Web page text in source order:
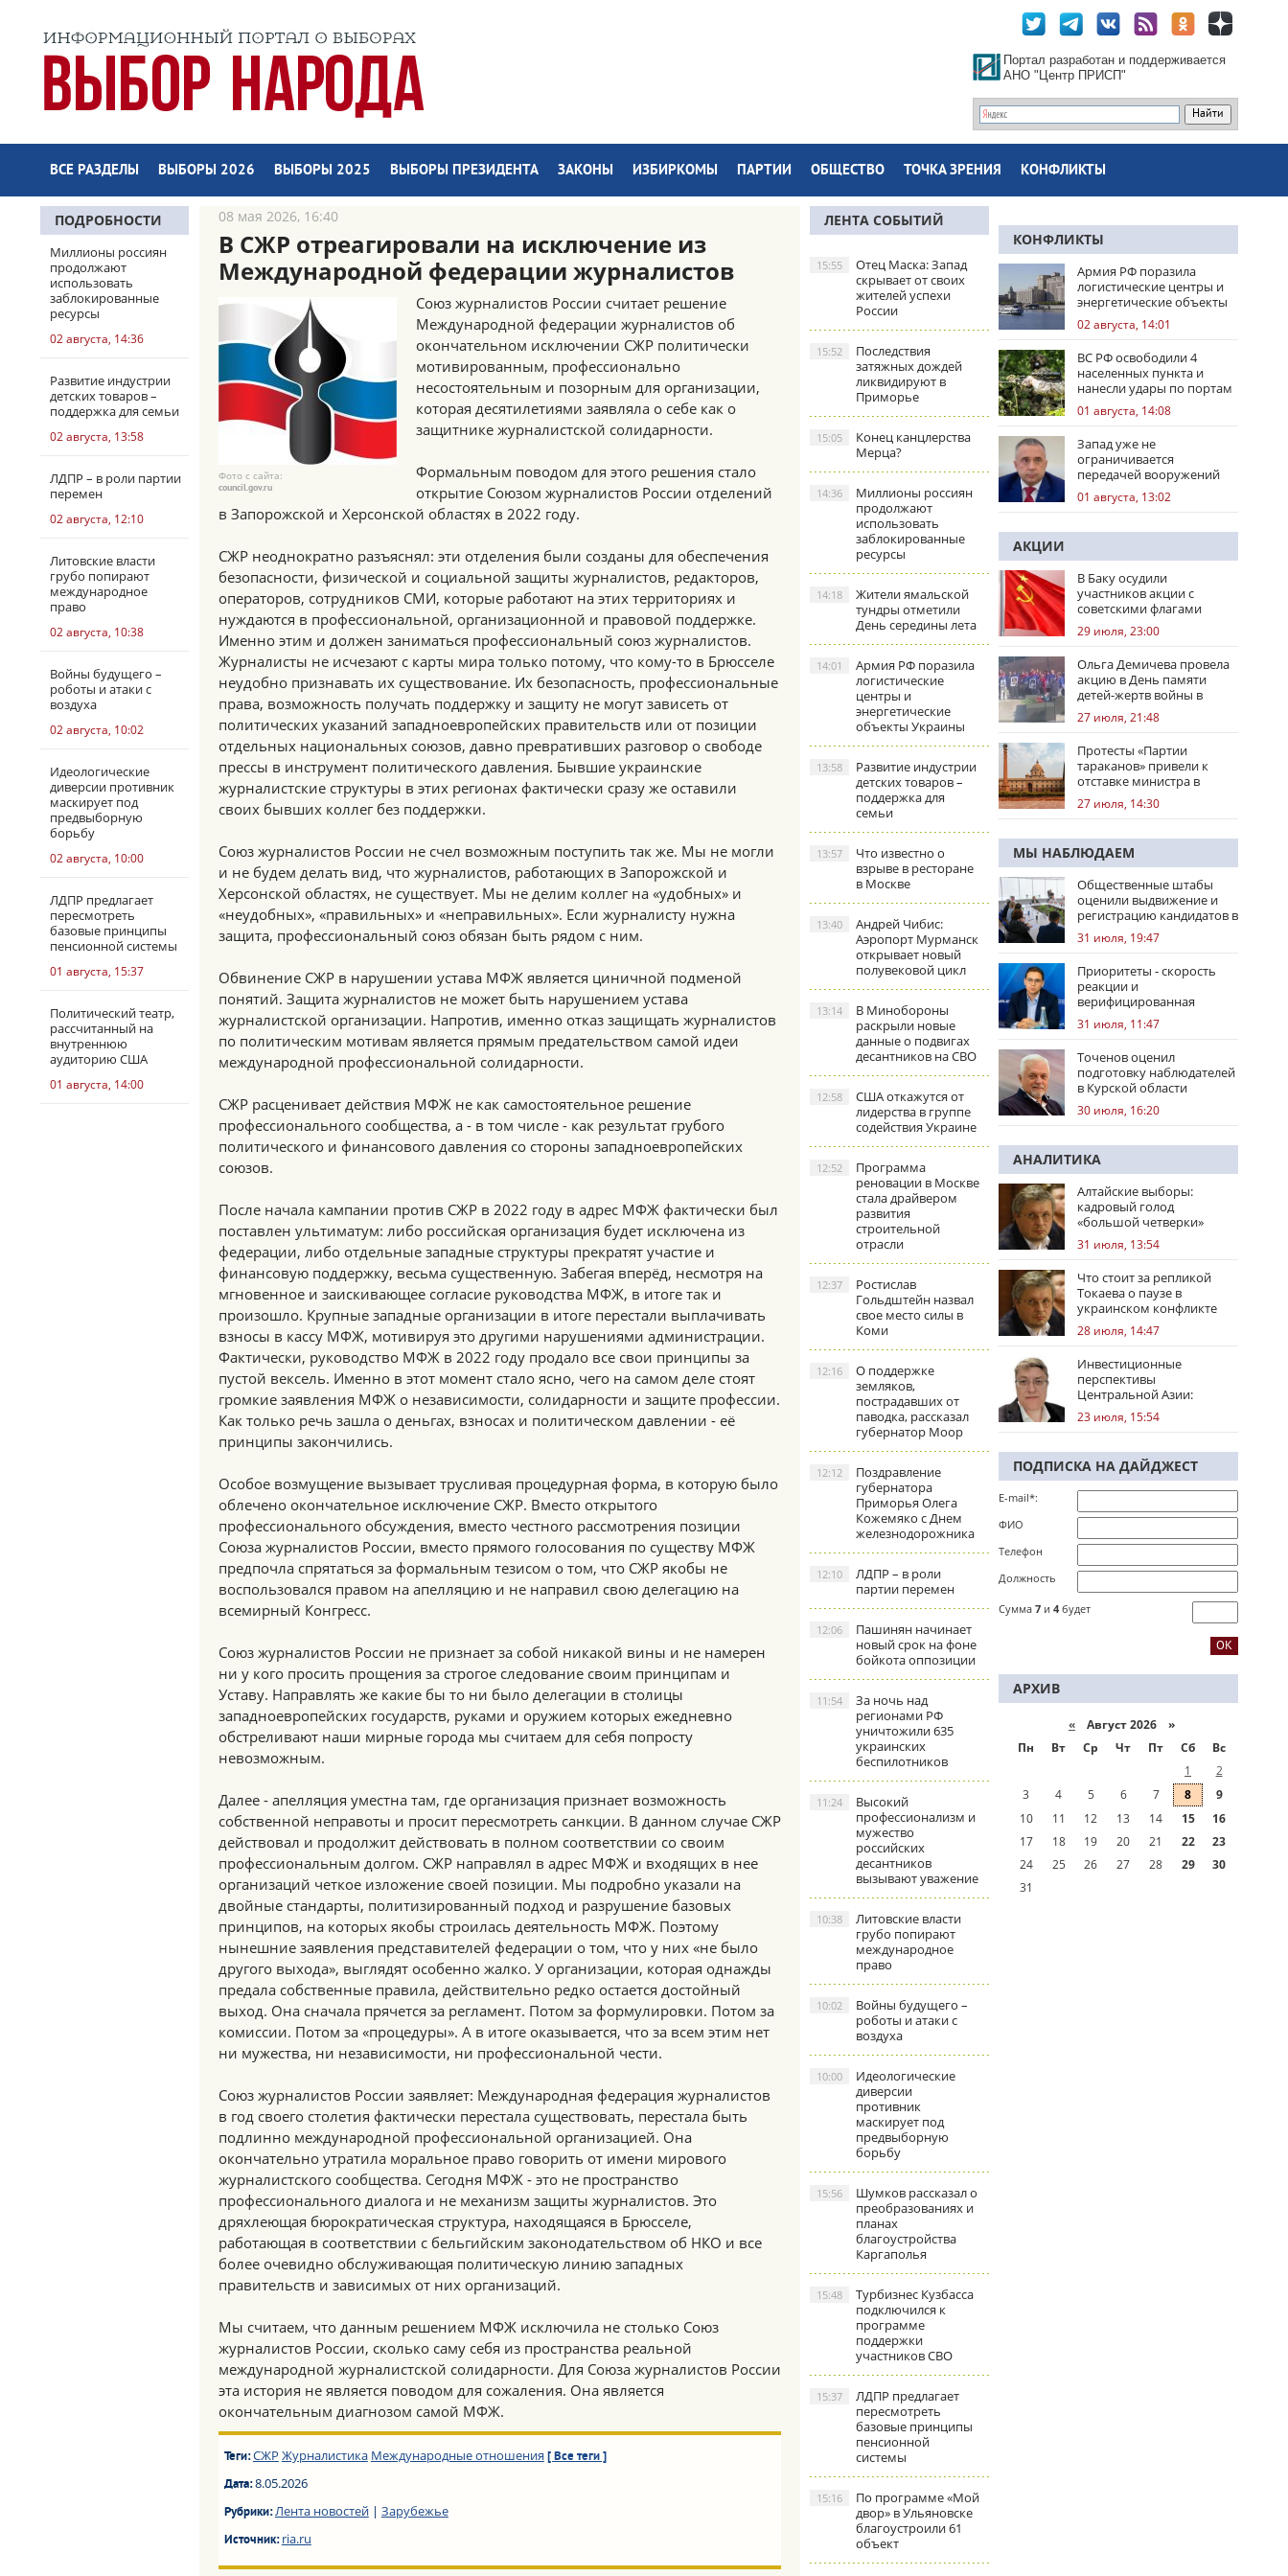
Портал разработан и поддерживается
АНО "Центр ПРИСП"
ВСЕ РАЗДЕЛЫ ВЫБОРЫ 2026 ВЫБОРЫ 2025 ВЫБОРЫ ПРЕЗИДЕНТА ЗАКОНЫ ИЗБИРКОМЫ ПАРТИИ ОБЩЕСТВО ТОЧКА ЗРЕНИЯ КОНФЛИКТЫ
ПОДРОБНОСТИ
Миллионы россиян
продолжают
использовать
заблокированные
ресурсы
02 августа, 14:36
Развитие индустрии
детских товаров –
поддержка для семьи
02 августа, 13:58
ЛДПР – в роли партии
перемен
02 августа, 12:10
Литовские власти
грубо попирают
международное
право
02 августа, 10:38
Войны будущего –
роботы и атаки с
воздуха
02 августа, 10:02
Идеологические
диверсии противник
маскирует под
предвыборную
борьбу
02 августа, 10:00
ЛДПР предлагает
пересмотреть
базовые принципы
пенсионной системы
01 августа, 15:37
Политический театр,
рассчитанный на
внутреннюю
аудиторию США
01 августа, 14:00
08 мая 2026, 16:40
В СЖР отреагировали на исключение из
Международной федерации журналистов
Фото с сайта:
council.gov.ru
Союз журналистов России считает решение
Международной федерации журналистов об
окончательном исключении СЖР политически
мотивированным, профессионально
несостоятельным и позорным для организации,
которая десятилетиями заявляла о себе как о
защитнике журналистской солидарности.
Формальным поводом для этого решения стало
открытие Союзом журналистов России отделений
в Запорожской и Херсонской областях в 2022 году.
СЖР неоднократно разъяснял: эти отделения были созданы для обеспечения
безопасности, физической и социальной защиты журналистов, редакторов,
операторов, сотрудников СМИ, которые работают на этих территориях и
нуждаются в профессиональной, организационной и правовой поддержке.
Именно этим и должен заниматься профессиональный союз журналистов.
Журналисты не исчезают с карты мира только потому, что кому-то в Брюсселе
неудобно признавать их существование. Их безопасность, профессиональные
права, возможность получать поддержку и защиту не могут зависеть от
политических указаний западноевропейских правительств или от позиции
отдельных национальных союзов, давно превративших разговор о свободе
прессы в инструмент политического давления. Бывшие украинские
журналистские структуры в этих регионах фактически сразу же оставили
своих бывших коллег без поддержки.
Союз журналистов России не счел возможным поступить так же. Мы не могли
и не будем делать вид, что журналистов, работающих в Запорожской и
Херсонской областях, не существует. Мы не делим коллег на «удобных» и
«неудобных», «правильных» и «неправильных». Если журналисту нужна
защита, профессиональный союз обязан быть рядом с ним.
Обвинение СЖР в нарушении устава МФЖ является циничной подменой
понятий. Защита журналистов не может быть нарушением устава
журналистской организации. Напротив, именно отказ защищать журналистов
по политическим мотивам является прямым предательством самой идеи
международной профессиональной солидарности.
СЖР расценивает действия МФЖ не как самостоятельное решение
профессионального сообщества, а - в том числе - как результат грубого
политического и финансового давления со стороны западноевропейских
союзов.
После начала кампании против СЖР в 2022 году в адрес МФЖ фактически был
поставлен ультиматум: либо российская организация будет исключена из
федерации, либо отдельные западные структуры прекратят участие и
финансовую поддержку, весьма существенную. Забегая вперёд, несмотря на
мгновенное и заискивающее согласие руководства МФЖ, в итоге так и
произошло. Крупные западные организации в итоге перестали выплачивать
взносы в кассу МФЖ, мотивируя это другими нарушениями администрации.
Фактически, руководство МФЖ в 2022 году продало все свои принципы за
пустой вексель. Именно в этот момент стало ясно, чего на самом деле стоят
громкие заявления МФЖ о независимости, солидарности и защите профессии.
Как только речь зашла о деньгах, взносах и политическом давлении - её
принципы закончились.
Особое возмущение вызывает трусливая процедурная форма, в которую было
облечено окончательное исключение СЖР. Вместо открытого
профессионального обсуждения, вместо честного рассмотрения позиции
Союза журналистов России, вместо прямого голосования по существу МФЖ
предпочла спрятаться за формальным тезисом о том, что СЖР якобы не
воспользовался правом на апелляцию и не направил свою делегацию на
всемирный Конгресс.
Союз журналистов России не признает за собой никакой вины и не намерен
ни у кого просить прощения за строгое следование своим принципам и
Уставу. Направлять же какие бы то ни было делегации в столицы
западноевропейских государств, руками и оружием которых ежедневно
обстреливают наши мирные города мы считаем для себя попросту
невозможным.
Далее - апелляция уместна там, где организация признает возможность
собственной неправоты и просит пересмотреть санкции. В данном случае СЖР
действовал и продолжит действовать в полном соответствии со своим
профессиональным долгом. СЖР направлял в адрес МФЖ и входящих в нее
организаций четкое изложение своей позиции. Мы подробно указали на
двойные стандарты, политизированный подход и разрушение базовых
принципов, на которых якобы строилась деятельность МФЖ. Поэтому
нынешние заявления представителей федерации о том, что у них «не было
другого выхода», выглядят особенно жалко. У организации, которая однажды
предала собственные правила, действительно редко остается достойный
выход. Она сначала прячется за регламент. Потом за формулировки. Потом за
комиссии. Потом за «процедуры». А в итоге оказывается, что за всем этим нет
ни мужества, ни независимости, ни профессиональной чести.
Союз журналистов России заявляет: Международная федерация журналистов
в год своего столетия фактически перестала существовать, перестала быть
подлинно международной профессиональной организацией. Она
окончательно утратила моральное право говорить от имени мирового
журналистского сообщества. Сегодня МФЖ - это не пространство
профессионального диалога и не механизм защиты журналистов. Это
дряхлеющая бюрократическая структура, находящаяся в Брюсселе,
работающая в соответствии с бельгийским законодательством об НКО и все
более очевидно обслуживающая политическую линию западных
правительств и зависимых от них организаций.
Мы считаем, что данным решением МФЖ исключила не столько Союз
журналистов России, сколько саму себя из пространства реальной
международной журналистской солидарности. Для Союза журналистов России
эта история не является поводом для сожаления. Она является
окончательным диагнозом самой МФЖ.
Теги:СЖР Журналистика Международные отношения [ Все теги ]
Дата:8.05.2026
Рубрики:Лента новостей| Зарубежье
Источник:ria.ru
ЛЕНТА СОБЫТИЙ
Отец Маска: Запад
скрывает от своих
жителей успехи
России
15:55
Последствия
затяжных дождей
ликвидируют в
Приморье
15:52
Конец канцлерства
Мерца?
15:05
Миллионы россиян
продолжают
использовать
заблокированные
ресурсы
14:36
Жители ямальской
тундры отметили
День середины лета
14:18
Армия РФ поразила
логистические
центры и
энергетические
объекты Украины
14:01
Развитие индустрии
детских товаров –
поддержка для
семьи
13:58
Что известно о
взрыве в ресторане
в Москве
13:57
Андрей Чибис:
Аэропорт Мурманск
открывает новый
полувековой цикл
13:40
В Минобороны
раскрыли новые
данные о подвигах
десантников на СВО
13:14
США откажутся от
лидерства в группе
содействия Украине
12:58
Программа
реновации в Москве
стала драйвером
развития
строительной
отрасли
12:52
Ростислав
Гольдштейн назвал
свое место силы в
Коми
12:37
О поддержке
земляков,
пострадавших от
паводка, рассказал
губернатор Моор
12:16
Поздравление
губернатора
Приморья Олега
Кожемяко с Днем
железнодорожника
12:12
ЛДПР – в роли
партии перемен
12:10
Пашинян начинает
новый срок на фоне
бойкота оппозиции
12:06
За ночь над
регионами РФ
уничтожили 635
украинских
беспилотников
11:54
Высокий
профессионализм и
мужество
российских
десантников
вызывают уважение
11:24
Литовские власти
грубо попирают
международное
право
10:38
Войны будущего –
роботы и атаки с
воздуха
10:02
Идеологические
диверсии
противник
маскирует под
предвыборную
борьбу
10:00
Шумков рассказал о
преобразованиях и
планах
благоустройства
Каргаполья
15:56
Турбизнес Кузбасса
подключился к
программе
поддержки
участников СВО
15:48
ЛДПР предлагает
пересмотреть
базовые принципы
пенсионной
системы
15:37
По программе «Мой
двор» в Ульяновске
благоустроили 61
объект
15:16
КОНФЛИКТЫ
Армия РФ поразила
логистические центры и
энергетические объекты
Украины
02 августа, 14:01
ВС РФ освободили 4
населенных пункта и
нанесли удары по портам
Одессы
01 августа, 14:08
Запад уже не
ограничивается
передачей вооружений
01 августа, 13:02
АКЦИИ
В Баку осудили
участников акции с
советскими флагами
29 июля, 23:00
Ольга Демичева провела
акцию в День памяти
детей-жертв войны в
Донбассе
27 июля, 21:48
Протесты «Партии
тараканов» привели к
отставке министра в
Индии
27 июля, 14:30
МЫ НАБЛЮДАЕМ
Общественные штабы
оценили выдвижение и
регистрацию кандидатов в
регионах
31 июля, 19:47
Приоритеты - скорость
реакции и
верифицированная
правовая позиция
31 июля, 11:47
Точенов оценил
подготовку наблюдателей
в Курской области
30 июля, 16:20
АНАЛИТИКА
Алтайские выборы:
кадровый голод
«большой четверки»
31 июля, 13:54
Что стоит за репликой
Токаева о паузе в
украинском конфликте
28 июля, 14:47
Инвестиционные
перспективы
Центральной Азии:
региональные тренды
23 июля, 15:54
ПОДПИСКА НА ДАЙДЖЕСТ
E-mail*:
ФИО
Телефон
Должность
Сумма 7 и 4 будет
АРХИВ
« Август 2026 »
Пн
Вт Ср Чт Пт Сб
Вс
1
2
3
4 5 6 7 8
9
10
11 12 13 14 15
16
17
18 19 20 21 22
23
24
25 26 27 28 29
30
31